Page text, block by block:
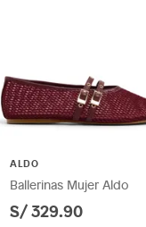
ALDO
Ballerinas Mujer Aldo
S/ 329.90